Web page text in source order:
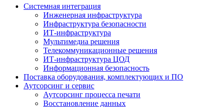
Системная интеграция
Инженерная инфраструктура
Инфраструктура безопасности
ИТ-инфраструктура
Мультимедиа решения
Телекоммуникационные решения
ИТ-инфраструктура ЦОД
Информационная безопасность
Поставка оборудования, комплектующих и ПО
Аутсорсинг и сервис
Аутсорсинг процесса печати
Восстановление данных